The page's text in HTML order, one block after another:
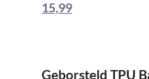
15,99
Geborsteld TPU